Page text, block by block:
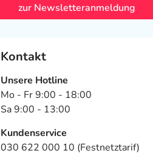
zur Newsletteranmeldung
Kontakt
Unsere Hotline
Mo - Fr 9:00 - 18:00
Sa 9:00 - 13:00
Kundenservice
030 622 000 10 (Festnetztarif)